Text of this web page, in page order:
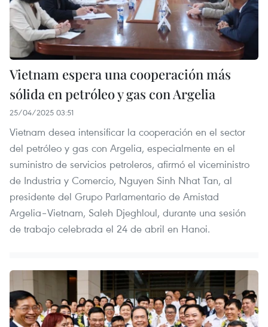
Vietnam espera una cooperación más
sólida en petróleo y gas con Argelia
25/04/2025 03:51
Vietnam desea intensificar la cooperación en el sector
del petróleo y gas con Argelia, especialmente en el
suministro de servicios petroleros, afirmó el viceministro
de Industria y Comercio, Nguyen Sinh Nhat Tan, al
presidente del Grupo Parlamentario de Amistad
Argelia–Vietnam, Saleh Djeghloul, durante una sesión
de trabajo celebrada el 24 de abril en Hanoi.